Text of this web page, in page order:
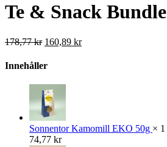
Te & Snack Bundle
178,77kr Det
priset
178,77 kr.
160,89 krDet
Innehåller
Sonnentor Kamomill EKO 50g × 1
74,77 kr